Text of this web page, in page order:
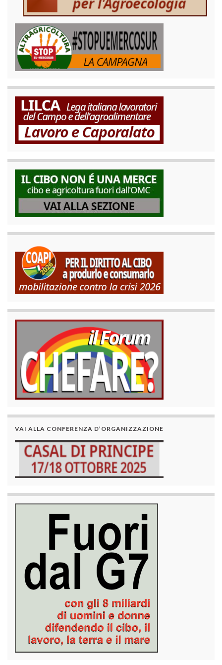
VAI ALLA CONFERENZA D’ORGANIZZAZIONE